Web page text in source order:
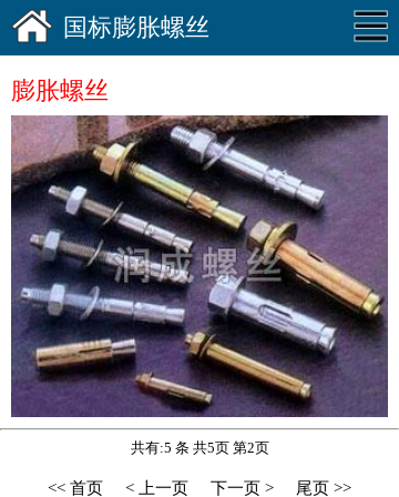
国标膨胀螺丝
膨胀螺丝
共有:5 条 共5页 第2页
<< 首页 < 上一页 下一页 > 尾页 >>